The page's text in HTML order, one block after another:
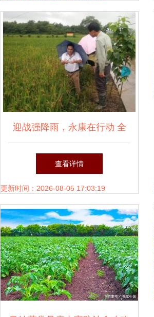
迎战强降雨，永康在行动 全
力以赴加强农业病虫害防治
查看详情
更新时间：2026-08-05 17:03:19